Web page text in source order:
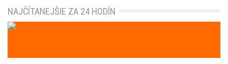
NAJČÍTANEJŠIE ZA 24 HODÍN